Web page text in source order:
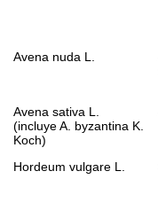
Avena nuda L.
Avena sativa L.
(incluyeA. byzantina K.
Koch)
Hordeum vulgare L.